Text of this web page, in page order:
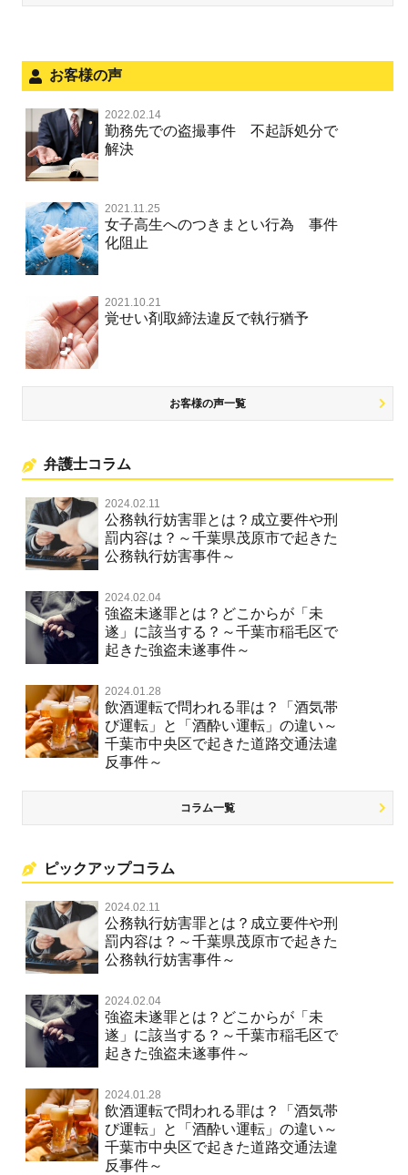
不正競争防止法
住居侵入等
名誉棄損・侮辱
ストーカー事件
不正競争防止法
風営法・風適法違反
文書偽造・偽造文書行使
著作権法違反・商標法違反
放火・失火
名誉棄損罪・侮辱
面会・差し入れ
お客様の声
2022.02.14
勤務先での盗撮事件 不起訴処分で
解決
2021.11.25
女子高生へのつきまとい行為 事件
化阻止
2021.10.21
覚せい剤取締法違反で執行猶予
お客様の声一覧
弁護士コラム
2024.02.11
公務執行妨害罪とは？成立要件や刑
罰内容は？～千葉県茂原市で起きた
公務執行妨害事件～
2024.02.04
強盗未遂罪とは？どこからが「未
遂」に該当する？～千葉市稲毛区で
起きた強盗未遂事件～
2024.01.28
飲酒運転で問われる罪は？「酒気帯
び運転」と「酒酔い運転」の違い～
千葉市中央区で起きた道路交通法違
反事件～
コラム一覧
ピックアップコラム
2024.02.11
公務執行妨害罪とは？成立要件や刑
罰内容は？～千葉県茂原市で起きた
公務執行妨害事件～
2024.02.04
強盗未遂罪とは？どこからが「未
遂」に該当する？～千葉市稲毛区で
起きた強盗未遂事件～
2024.01.28
飲酒運転で問われる罪は？「酒気帯
び運転」と「酒酔い運転」の違い～
千葉市中央区で起きた道路交通法違
反事件～